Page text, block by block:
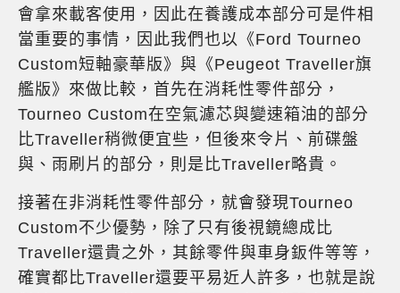
會拿來載客使用，因此在養護成本部分可是件相
當重要的事情，因此我們也以《Ford Tourneo
Custom短軸豪華版》與《Peugeot Traveller旗
艦版》來做比較，首先在消耗性零件部分，
Tourneo Custom在空氣濾芯與變速箱油的部分
比Traveller稍微便宜些，但後來令片、前碟盤
與、雨刷片的部分，則是比Traveller略貴。
接著在非消耗性零件部分，就會發現Tourneo
Custom不少優勢，除了只有後視鏡總成比
Traveller還貴之外，其餘零件與車身鈑件等等，
確實都比Traveller還要平易近人許多，也就是說